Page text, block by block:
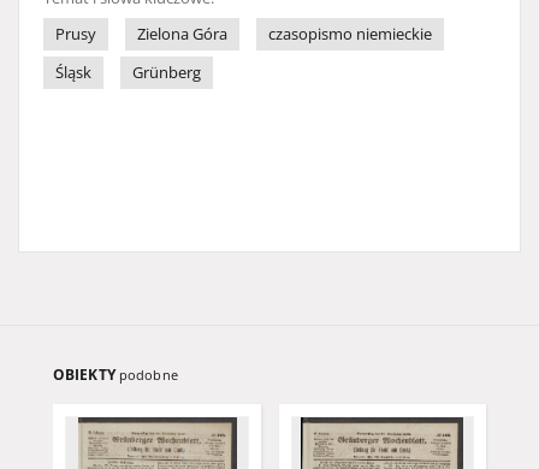
Prusy
Zielona Góra
czasopismo niemieckie
Śląsk
Grünberg
OBIEKTY podobne